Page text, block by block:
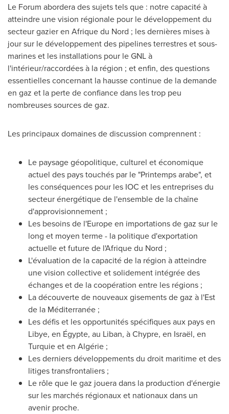
Le Forum abordera des sujets tels que : notre capacité à
atteindre une vision régionale pour le développement du
secteur gazier en Afrique du Nord ; les dernières mises à
jour sur le développement des pipelines terrestres et sous-
marines et les installations pour le GNL à
l'intérieur/raccordées à la région ; et enfin, des questions
essentielles concernant la hausse continue de la demande
en gaz et la perte de confiance dans les trop peu
nombreuses sources de gaz.
Les principaux domaines de discussion comprennent :
Le paysage géopolitique, culturel et économique
actuel des pays touchés par le "Printemps arabe", et
les conséquences pour les IOC et les entreprises du
secteur énergétique de l'ensemble de la chaîne
d'approvisionnement ;
Les besoins de l'Europeen importations de gaz sur le
long et moyen terme - la politique d'exportation
actuelle et future de l'Afrique du Nord ;
L'évaluation de la capacité de la région à atteindre
une vision collective et solidement intégrée des
échanges et de la coopération entre les régions ;
La découverte de nouveaux gisements de gaz à l'Est
de la Méditerranée ;
Les défis et les opportunités spécifiques aux pays en
Libye, en Égypte, au Liban, à Chypre, en Israël, en
Turquie et en Algérie ;
Les derniers développements du droit maritime et des
litiges transfrontaliers ;
Le rôle que le gaz jouera dans la production d'énergie
sur les marchés régionaux et nationaux dans un
avenir proche.